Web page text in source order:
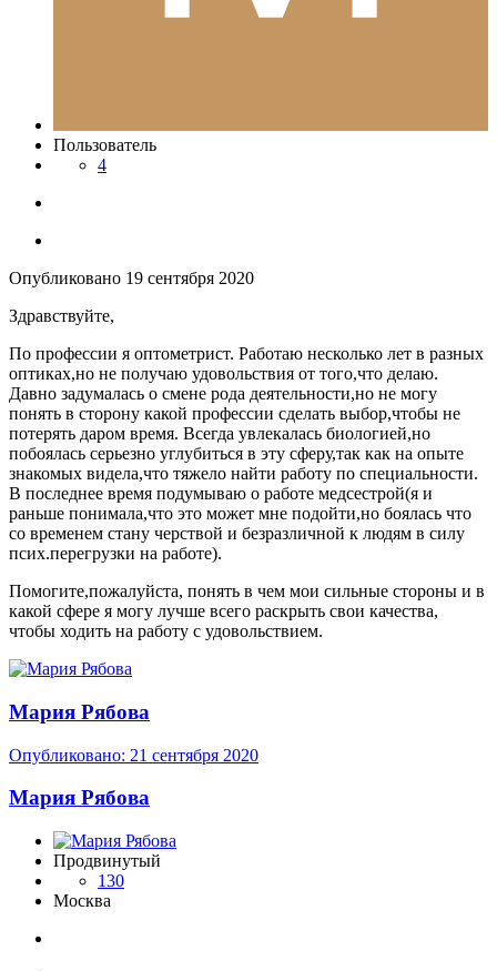
Пользователь
4
Опубликовано 19 сентября 2020
Здравствуйте,
По профессии я оптометрист. Работаю несколько лет в разных
оптиках,но не получаю удовольствия от того,что делаю.
Давно задумалась о смене рода деятельности,но не могу
понять в сторону какой профессии сделать выбор,чтобы не
потерять даром время. Всегда увлекалась биологией,но
побоялась серьезно углубиться в эту сферу,так как на опыте
знакомых видела,что тяжело найти работу по специальности.
В последнее время подумываю о работе медсестрой(я и
раньше понимала,что это может мне подойти,но боялась что
со временем стану черствой и безразличной к людям в силу
псих.перегрузки на работе).
Помогите,пожалуйста, понять в чем мои сильные стороны и в
какой сфере я могу лучше всего раскрыть свои качества,
чтобы ходить на работу с удовольствием.
Мария Рябова
Опубликовано: 21 сентября 2020
Мария Рябова
Продвинутый
130
Москва